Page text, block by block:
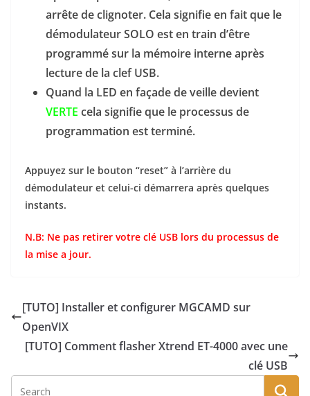
arrête de clignoter. Cela signifie en fait que le
démodulateur SOLO est en train d’être
programmé sur la mémoire interne après
lecture de la clef USB.
Quand la LED en façade de veille devient
VERTE cela signifie que le processus de
programmation est terminé.
Appuyez sur le bouton “reset” à l’arrière du
démodulateur et celui-ci démarrera après quelques
instants.
N.B: Ne pas retirer votre clé USB lors du processus de
la mise a jour.
[TUTO] Installer et configurer MGCAMD sur
OpenVIX
[TUTO] Comment flasher Xtrend ET-4000 avec une
clé USB